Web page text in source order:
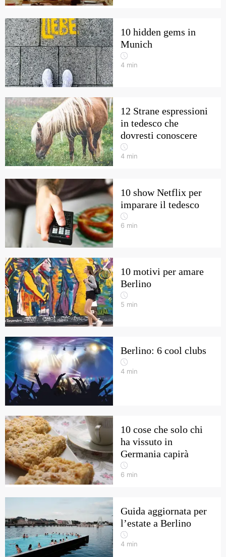
10 hidden gems in
Munich
4 min
12 Strane espressioni
in tedesco che
dovresti conoscere
4 min
10 show Netflix per
imparare il tedesco
6 min
10 motivi per amare
Berlino
5 min
Berlino: 6 cool clubs
4 min
10 cose che solo chi
ha vissuto in
Germania capirà
6 min
Guida aggiornata per
l’estate a Berlino
4 min